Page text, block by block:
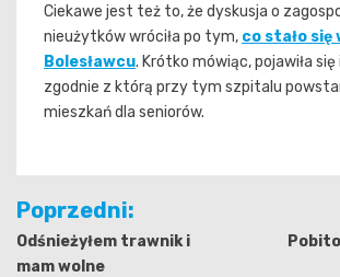
Ciekawe jest też to, że dyskusja o
nieużytków wróciła po tym, co stało się
Bolesławcu. Krótko mówiąc, pojawiła
zgodnie z którą przy tym szpitalu
mieszkań dla seniorów.
Nawigacja
wpisu
Poprzedni:
Odśnieżyłem trawnik i
mam wolne